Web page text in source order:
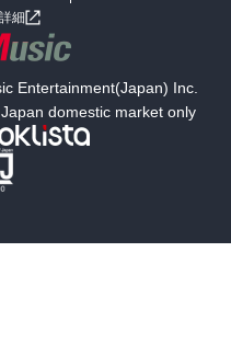
小説
海外小説
SF
文学
細
Entertainment(Japan) Inc.
domestic market only